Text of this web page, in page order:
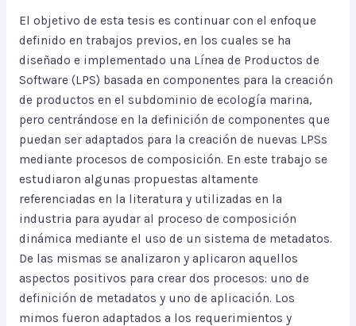
El objetivo de esta tesis es continuar con el enfoque
definido en trabajos previos, en los cuales se ha
diseñado e implementado una Línea de Productos de
Software (LPS) basada en componentes para la creación
de productos en el subdominio de ecología marina,
pero centrándose en la definición de componentes que
puedan ser adaptados para la creación de nuevas LPSs
mediante procesos de composición. En este trabajo se
estudiaron algunas propuestas altamente
referenciadas en la literatura y utilizadas en la
industria para ayudar al proceso de composición
dinámica mediante el uso de un sistema de metadatos.
De las mismas se analizaron y aplicaron aquellos
aspectos positivos para crear dos procesos: uno de
definición de metadatos y uno de aplicación. Los
mimos fueron adaptados a los requerimientos y